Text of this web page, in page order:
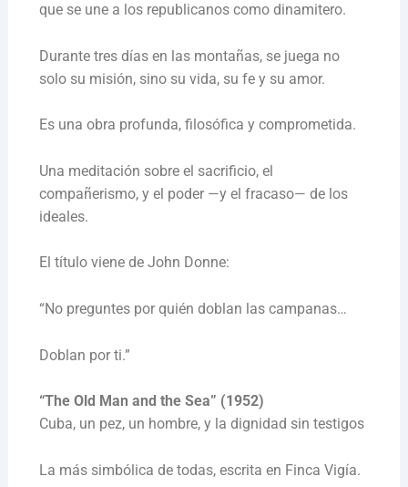
que se une a los republicanos como dinamitero.
Durante tres días en las montañas, se juega no
solo su misión, sino su vida, su fe y su amor.
Es una obra profunda, filosófica y comprometida.
Una meditación sobre el sacrificio, el
compañerismo, y el poder —y el fracaso— de los
ideales.
El título viene de John Donne:
“No preguntes por quién doblan las campanas…
Doblan por ti.”
“The Old Man and the Sea” (1952)
Cuba, un pez, un hombre, y la dignidad sin testigos
La más simbólica de todas, escrita en Finca Vigía.